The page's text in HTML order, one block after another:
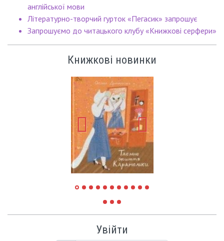
англійської мови
Літературно-творчий гурток «Пегасик» запрошує
Запрошуємо до читацького клубу «Книжкові серфери»
Книжкові новинки
Увійти